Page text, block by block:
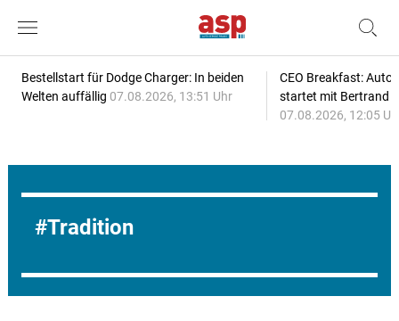
Bestellstart für Dodge Charger: In beiden
Welten auffällig 07.08.2026, 13:51 Uhr
CEO Breakfast:
startet mit Bertrand
07.08.2026, 12:05
Tradition